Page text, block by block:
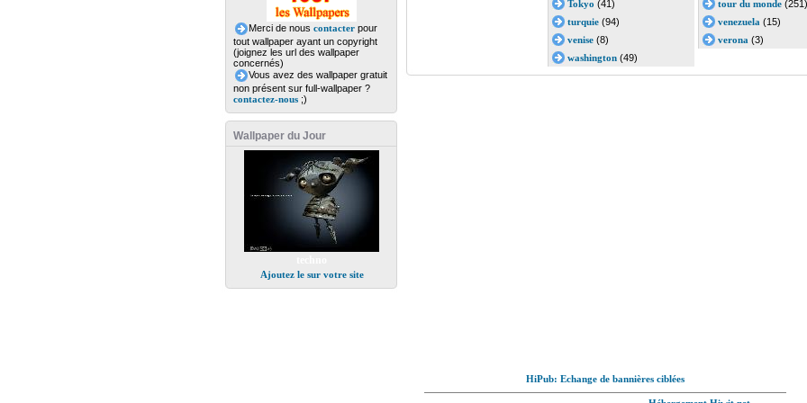
Merci de nous contacterpour
tout wallpaper ayant un copyright
(joignez les url des wallpaper
concernés)
Vous avez des wallpaper gratuit
non présent sur full-wallpaper ?
contactez-nous;)
Wallpaper du Jour
Ajoutez le sur votre site
Tokyo (41) tour du monde(251)
turquie(94) venezuela (15)
venise(8) verona (3)
washington(49)
HiPub: Echange de bannières ciblées